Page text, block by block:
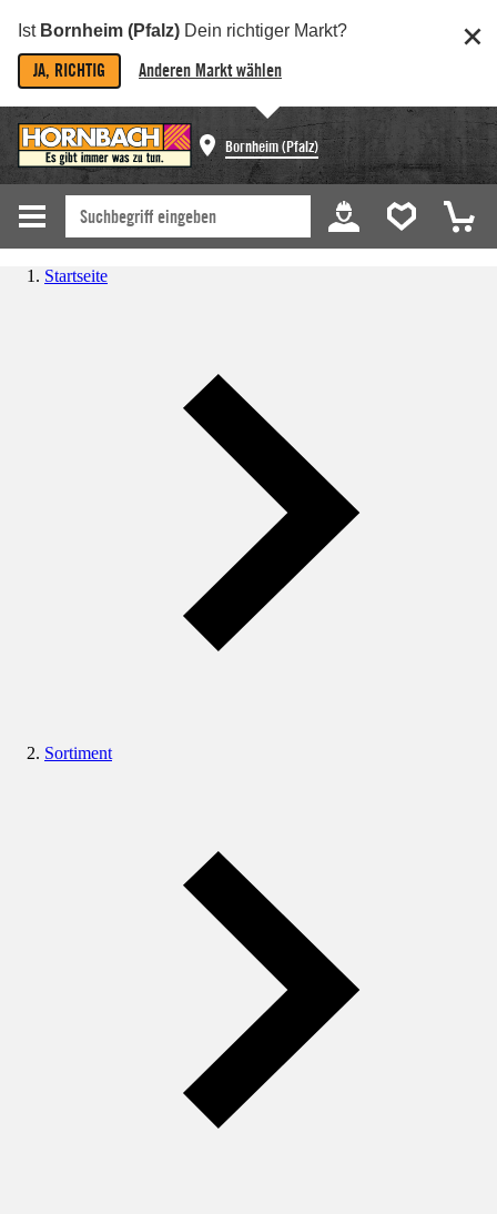
Ist Bornheim (Pfalz) Dein richtiger Markt?
JA, RICHTIG Anderen Markt wählen
Bornheim (Pfalz)
Startseite
Sortiment